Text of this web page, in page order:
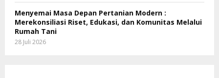
Menyemai Masa Depan Pertanian Modern :
Merekonsiliasi Riset, Edukasi, dan Komunitas Melalui
Rumah Tani
28 Juli 2026